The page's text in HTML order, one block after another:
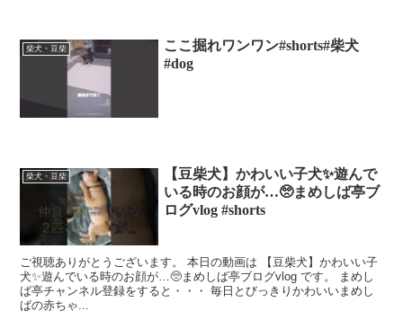
柴犬・豆柴
ここ掘れワンワン#shorts#柴犬
#dog
柴犬・豆柴
【豆柴犬】かわいい子犬✨遊んで
いる時のお顔が…🥺まめしば亭ブ
ログvlog #shorts
ご視聴ありがとうございます。 本日の動画は 【豆柴犬】かわいい子
犬✨遊んでいる時のお顔が…🥺まめしば亭ブログvlog です。 まめし
ば亭チャンネル登録をすると・・・ 毎日とびっきりかわいいまめし
ばの赤ちゃ...